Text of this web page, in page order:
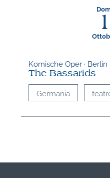
Komische Oper ·
The Bassarids
Germania